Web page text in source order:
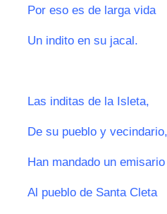
Por eso es de larga vida
Un indito en su jacal.
Las inditas de la Isleta,
De su pueblo y vecindario,
Han mandado un emisario
Al pueblo de Santa Cleta